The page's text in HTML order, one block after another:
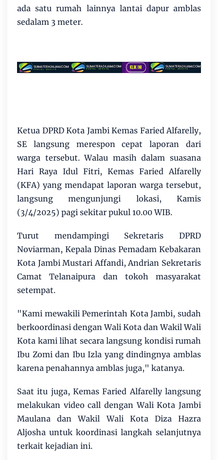
ada satu rumah lainnya lantai dapur amblas
sedalam 3 meter.
Ketua DPRD Kota Jambi Kemas Faried Alfarelly,
SE langsung merespon cepat laporan dari
warga tersebut. Walau masih dalam suasana
Hari Raya Idul Fitri, Kemas Faried Alfarelly
(KFA) yang mendapat laporan warga tersebut,
langsung mengunjungi lokasi, Kamis
(3/4/2025) pagi sekitar pukul 10.00 WIB.
Turut mendampingi Sekretaris DPRD
Noviarman, Kepala Dinas Pemadam Kebakaran
Kota Jambi Mustari Affandi, Andrian Sekretaris
Camat Telanaipura dan tokoh masyarakat
setempat.
"Kami mewakili Pemerintah Kota Jambi, sudah
berkoordinasi dengan Wali Kota dan Wakil Wali
Kota kami lihat secara langsung kondisi rumah
Ibu Zomi dan Ibu Izla yang dindingnya amblas
karena penahannya amblas juga," katanya.
Saat itu juga, Kemas Faried Alfarelly langsung
melakukan video call dengan Wali Kota Jambi
Maulana dan Wakil Wali Kota Diza Hazra
Aljosha untuk koordinasi langkah selanjutnya
terkait kejadian ini.